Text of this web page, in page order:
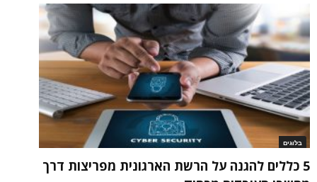
בלוגים
5 כללים להגנה על הרשת הארגונית מפריצות דרך